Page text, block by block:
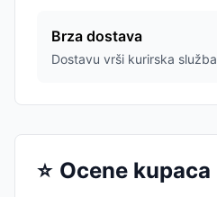
Brza dostava
Dostavu vrši kurirska služba
⭐ Ocene kupaca